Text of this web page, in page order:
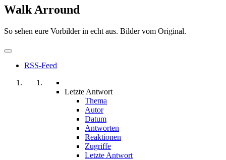
Walk Arround
So sehen eure Vorbilder in echt aus. Bilder vom Original.
RSS-Feed
Letzte Antwort
Thema
Autor
Datum
Antworten
Reaktionen
Zugriffe
Letzte Antwort